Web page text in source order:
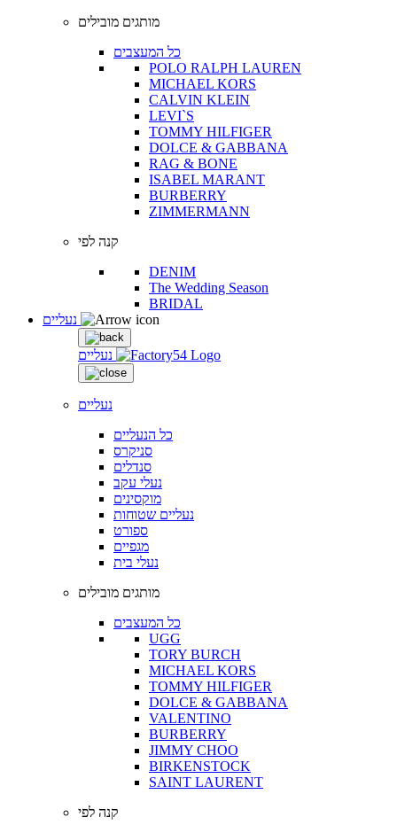
מותגים מובילים
כל המעצבים
POLO RALPH LAUREN
MICHAEL KORS
CALVIN KLEIN
LEVI`S
TOMMY HILFIGER
DOLCE & GABBANA
RAG & BONE
ISABEL MARANT
BURBERRY
ZIMMERMANN
קנה לפי
DENIM
The Wedding Season
BRIDAL
נעליים
נעליים
כל הנעליים
סניקרס
סנדלים
נעלי עקב
מוקסינים
נעליים שטוחות
ספורט
מגפיים
נעלי בית
מותגים מובילים
כל המעצבים
UGG
TORY BURCH
MICHAEL KORS
TOMMY HILFIGER
DOLCE & GABBANA
VALENTINO
BURBERRY
JIMMY CHOO
BIRKENSTOCK
SAINT LAURENT
קנה לפי